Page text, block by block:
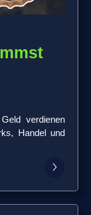
verdienen
Handel und